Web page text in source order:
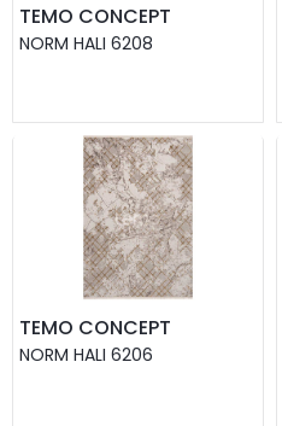
TEMO CONCEPT
NORM HALI 6208
TEMO CONCEPT
NORM HALI 6206